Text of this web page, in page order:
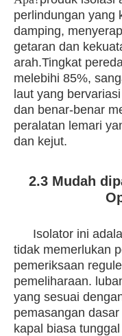
perlindungan yang
damping,
getaran dan
arah.Tingkat
melebihi 85%,
laut yang
dan benar-benar
peralatan lemari
dan kejut.
2.3 Mudah
Isolator ini
tidak memerlukan
pemeriksaan
pemeliharaan.
yang sesuai
pemasangan
kapal biasa